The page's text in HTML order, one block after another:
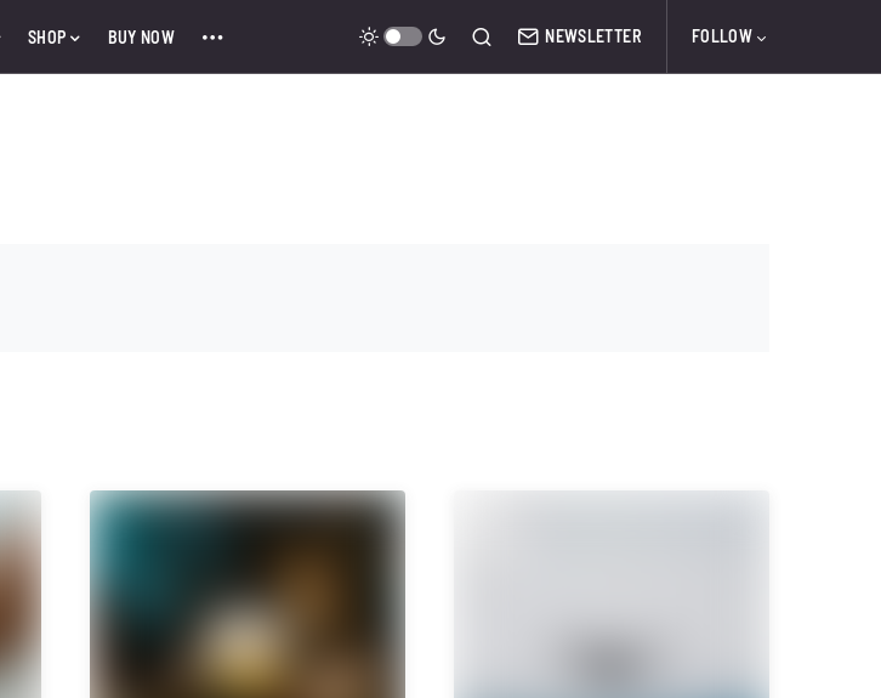
SHOP BUY NOW NEWSLETTER FOLLOW